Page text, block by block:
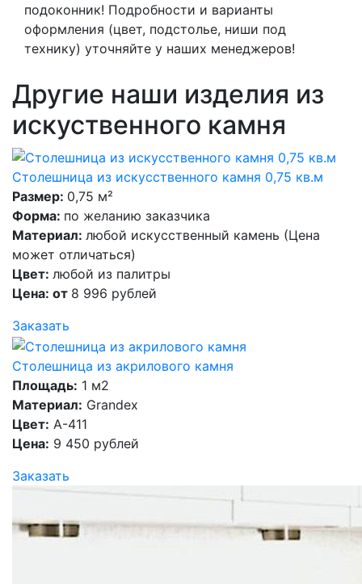
подоконник! Подробности и варианты
оформления (цвет, подстолье, ниши под
технику) уточняйте у наших менеджеров!
Другие наши изделия из
искуственного камня
Столешница из искусственного камня 0,75 кв.м
Размер: 0,75 м²
Форма: по желанию заказчика
Материал: любой искусственный камень (Цена
может отличаться)
Цвет: любой из палитры
Цена: от 8 996 рублей
Заказать
Столешница из акрилового камня
Площадь: 1 м2
Материал: Grandex
Цвет: A-411
Цена: 9 450 рублей
Заказать